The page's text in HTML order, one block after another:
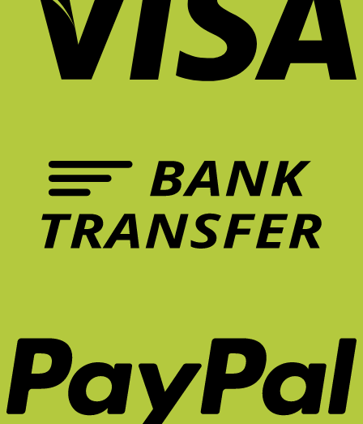
บ้าน
ยัง
ขึ้น?
Unexpected
Theory
สำคัญ
ต่อ
ไม่
ให้
ล้า?
ควร
หน้า
ร้อน
สุขภาพ
คุ้ม
ระยะ
ยาว
ไหม?